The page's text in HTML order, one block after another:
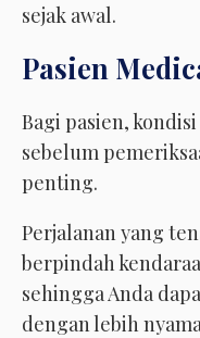
sejak awal.
Pasien
Bagi pasien,
sebelum
penting.
Perjalanan yang
berpindah
sehingga Anda
dengan lebih